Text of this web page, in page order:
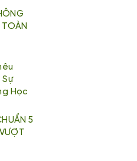
TOÀN
Học
5